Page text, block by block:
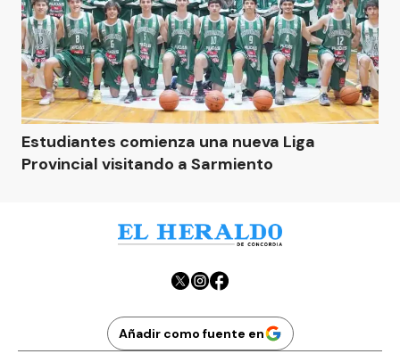
Estudiantes comienza una nueva Liga
Provincial visitando a Sarmiento
Añadir como fuente en